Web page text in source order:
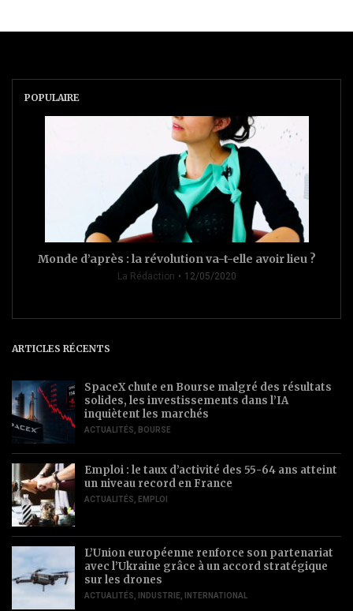
POPULAIRE
Monde d’après : la révolution va-t-elle avoir lieu ?
La Rédaction 12/05/2020
ARTICLES RÉCENTS
SpaceX chute en Bourse malgré des résultats
solides, les investissements dans l’IA
inquiètent les marchés
ACTUALITÉS BOURSE
Emploi : le taux d’activité des 55-64 ans atteint
un niveau record en France
ACTUALITÉS EMPLOI
L’Union européenne renforce son partenariat
avec l’Ukraine grâce à un accord stratégique
sur les drones
ACTUALITÉS INDUSTRIE INTERNATIONAL